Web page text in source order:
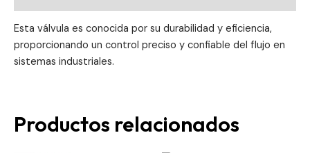
Esta válvula es conocida por su durabilidad y eficiencia,
proporcionando un control preciso y confiable del flujo en
sistemas industriales.
Productos relacionados